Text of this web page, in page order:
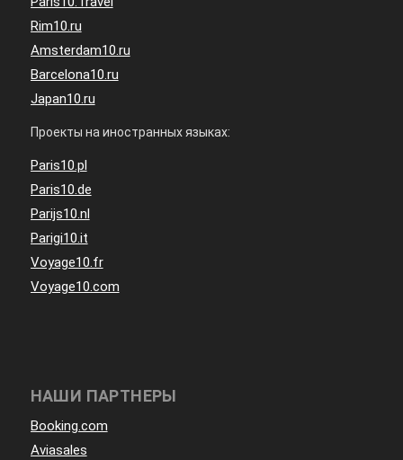
Rim10.ru
Amsterdam10.ru
Barcelona10.ru
Japan10.ru
Проекты на иностранных языках:
Paris10.pl
Paris10.de
Parijs10.nl
Parigi10.it
Voyage10.fr
Voyage10.com
НАШИ ПАРТНЕРЫ
Booking.com
Aviasales